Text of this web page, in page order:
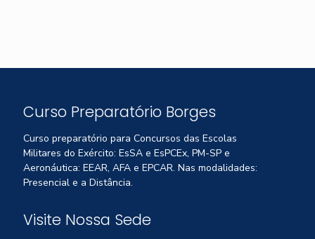
Curso Preparatório Borges
Curso preparatório para Concursos das Escolas
Militares do Exército: EsSA e EsPCEx, PM-SP e
Aeronáutica: EEAR, AFA e EPCAR. Nas modalidades:
Presencial e a Distância.
Visite Nossa Sede